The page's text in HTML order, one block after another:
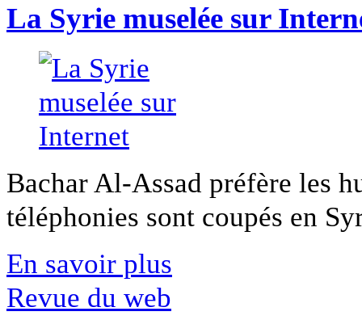
La Syrie muselée sur
Bachar Al-Assad préfère les
téléphonies sont coupés en
En savoir plus
Revue du web